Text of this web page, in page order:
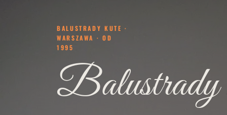
BALUSTRADY KUTE ·
WARSZAWA · OD
1995
Balustrady